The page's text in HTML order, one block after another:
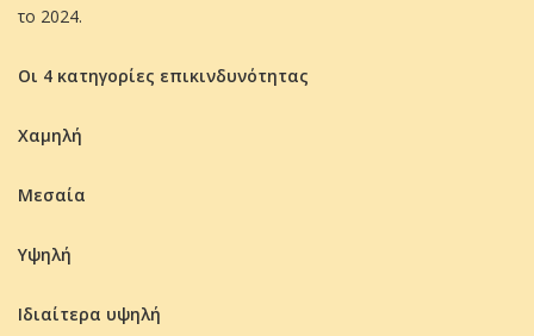
το 2024.
Οι 4 κατηγορίες επικινδυνότητας
Χαμηλή
Μεσαία
Υψηλή
Ιδιαίτερα υψηλή